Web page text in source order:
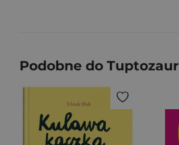
Podobne do Tuptozaur